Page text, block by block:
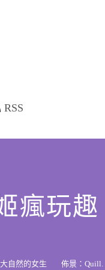
RSS
瘋玩趣
自然的女生 佈景： Quill.